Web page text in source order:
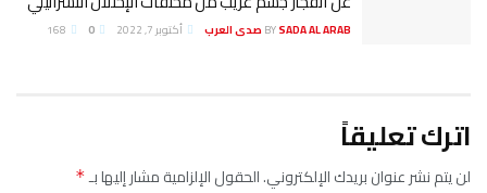
BYSADA AL ARAB صدى العرب أكتوبر 7, 2022
اترك تعليقاً
لن يتم نشر عنوان بريدك الإلكتروني.الحقول الإلزامية مشار إليها بـ*